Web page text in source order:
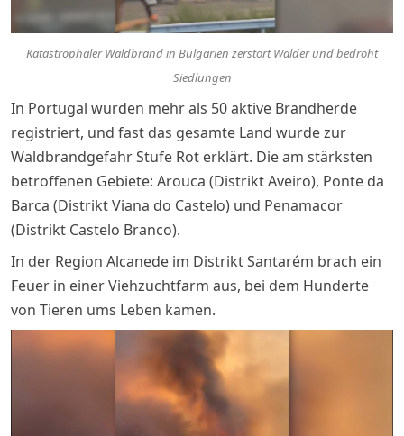
Katastrophaler Waldbrand in Bulgarien zerstört Wälder und bedroht
Siedlungen
In Portugal wurden mehr als 50 aktive Brandherde
registriert, und fast das gesamte Land wurde zur
Waldbrandgefahr Stufe Rot erklärt. Die am stärksten
betroffenen Gebiete: Arouca (Distrikt Aveiro), Ponte da
Barca (Distrikt Viana do Castelo) und Penamacor
(Distrikt Castelo Branco).
In der Region Alcanede im Distrikt Santarém brach ein
Feuer in einer Viehzuchtfarm aus, bei dem Hunderte
von Tieren ums Leben kamen.